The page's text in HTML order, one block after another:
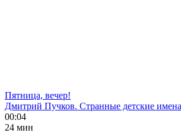
Пятница, вечер!
Дмитрий Пучков. Странные детские
00:04
24 мин